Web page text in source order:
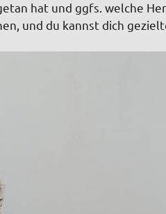
hat und ggfs. welche
und du kannst dich